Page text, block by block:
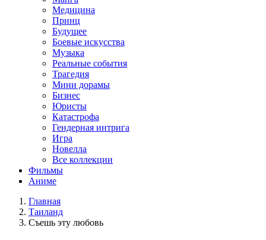
Медицина
Принц
Будущее
Боевые искусства
Музыка
Реальные события
Трагедия
Мини дорамы
Бизнес
Юристы
Катастрофа
Гендерная интрига
Игра
Новелла
Все коллекции
Фильмы
Аниме
Главная
Таиланд
Съешь эту любовь